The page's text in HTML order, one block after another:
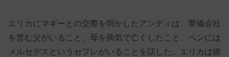
エリカにマギーとの交際を明かしたアンディは、警備会社
を営む父がいること、母を病気で亡くしたこと、ベンには
メルセデスというセフレがいることを話した。エリカは彼